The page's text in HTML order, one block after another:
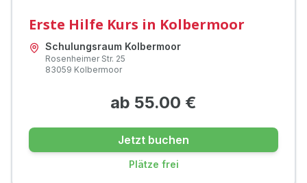
Erste Hilfe Kurs in Kolbermoor
Schulungsraum Kolbermoor
Rosenheimer Str. 25
83059 Kolbermoor
ab 55.00 €
Jetzt buchen
Plätze frei